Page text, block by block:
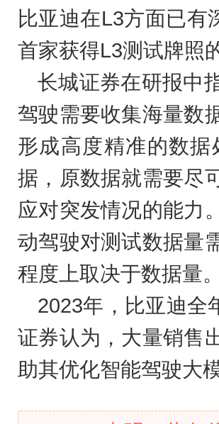
比亚迪在L3方面已有
首家获得L3测试牌照
长城证券在研报中
驾驶需要收集海量数
形成高度精准的数
据，原数据就需要尽
应对突发情况的能力
动驾驶对测试数据量
程度上取决于数据量。
2023年，比亚迪全
证券认为，大量销售
助其优化智能驾驶大